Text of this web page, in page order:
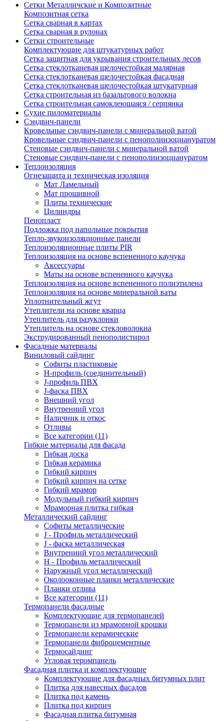
Сетки Металличские и Композитные
Композитная сетка
Сетка сварная в картах
Сетка сварная в рулонах
Сетки строительные
Комплектующие для штукатурных работ
Сетка защитная для укрывания строительных лесов
Сетка стеклотканевая щелочестойкая малярная
Сетка стеклотканевая щелочестойкая фасадная
Сетка стеклотканевая щелочестойкая штукатурная
Сетка строительная из базальтового волокна
Сетка строительная самоклеющаяся / серпянка
Сухие пиломатериалы
Сэндвич-панели
Кровельные сэндвич-панели с минеральной ватой
Кровельные сэндвич-панели с пенополиизоциануратом
Стеновые сэндвич-панели с минеральной ватой
Стеновые сэндвич-панели с пенополиизоциануратом
Теплоизоляция
Огнезащита и техническая изоляция
Мат Ламельный
Мат прошивной
Плиты технические
Цилиндры
Пенопласт
Подложка под напольные покрытия
Тепло-звукоизоляционные панели
Теплоизоляционные плиты PIR
Теплоизоляция на основе вспененного каучука
Аксессуары
Маты на основе вспененного каучука
Теплоизоляция на основе вспененного полиэтилена
Теплоизоляция на основе минеральной ваты
Уплотнительный жгут
Утеплители на основе кварца
Утеплитель для разуклонки
Утеплитель на основе стекловолокна
Экструдированный пенополистирол
Фасадные материалы
Виниловый сайдинг
Cофиты пластиковые
H-профиль (соединительный)
J-профиль ПВХ
J-фаска ПВХ
Внешний угол
Внутренний угол
Наличник и откос
Отливы
Все категории (11)
Гибкие материалы для фасада
Гибкая доска
Гибкая керамика
Гибкий кирпич
Гибкий кирпич на сетке
Гибкий мрамор
Модульный гибкий кирпич
Мраморная плитка гибкая
Металлический сайдинг
Cофиты металлические
J - Профиль металлический
J - фаска металлическая
Внутренний угол металлический
Н - Профиль металлический
Наружный угол металлический
Околооконные планки металлические
Планки отлива
Все категории (11)
Термопанели фасадные
Комплектующие для термопанелей
Термопанели из мраморной крошки
Термопанели керамические
Термопанели фиброцементные
Термосайдинг
Угловая теромпанель
Фасадная плитка и комплектующие
Комплектующие для фасадных битумных плит
Плитка для навесных фасадов
Плитка под камень
Плитка под кирпич
Фасадная плитка битумная